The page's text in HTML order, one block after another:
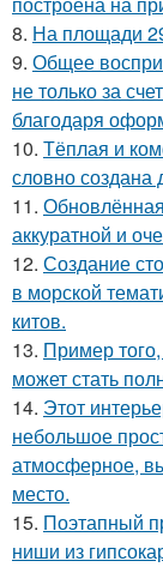
8. На площади
9. Общее
не только за
благодаря
10. Тёплая и
словно создана
11.
аккуратной и
12. Создание
в морской
китов.
13. Пример
может стать
14. Этот
небольшое
атмосферное,
место.
15. Поэтапный
ниши из